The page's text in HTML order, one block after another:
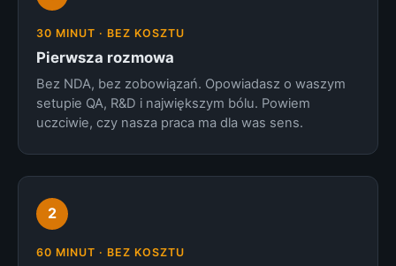
30 MINUT · BEZ KOSZTU
Pierwsza rozmowa
Bez NDA, bez zobowiązań. Opowiadasz o waszym
setupie QA, R&D i największym bólu. Powiem
uczciwie, czy nasza praca ma dla was sens.
2
60 MINUT · BEZ KOSZTU